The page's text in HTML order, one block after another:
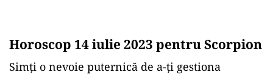
Horoscop 14 iulie 2023 pentru Scorpion
Simți o nevoie puternică de a-ți gestiona